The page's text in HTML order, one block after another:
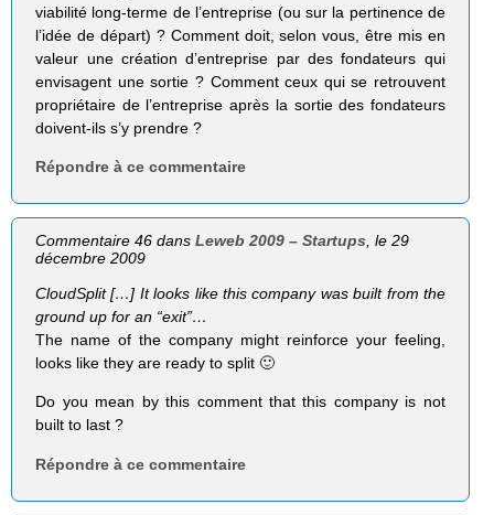
viabilité long-terme de l’entreprise (ou sur la pertinence de
l’idée de départ) ? Comment doit, selon vous, être mis en
valeur une création d’entreprise par des fondateurs qui
envisagent une sortie ? Comment ceux qui se retrouvent
propriétaire de l’entreprise après la sortie des fondateurs
doivent-ils s’y prendre ?
Répondre à ce commentaire
Commentaire 46 dansLeweb 2009 – Startups, le 29
décembre 2009
CloudSplit […] It looks like this company was built from the
ground up for an “exit”…
The name of the company might reinforce your feeling,
looks like they are ready to split 🙂
Do you mean by this comment that this company is not
built to last ?
Répondre à ce commentaire